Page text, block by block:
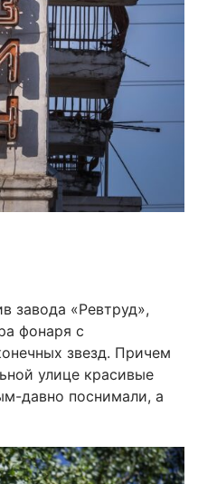
завода «Ревтруд»,
фонаря с
звезд. Причем
улице красивые
давно поснимали, а